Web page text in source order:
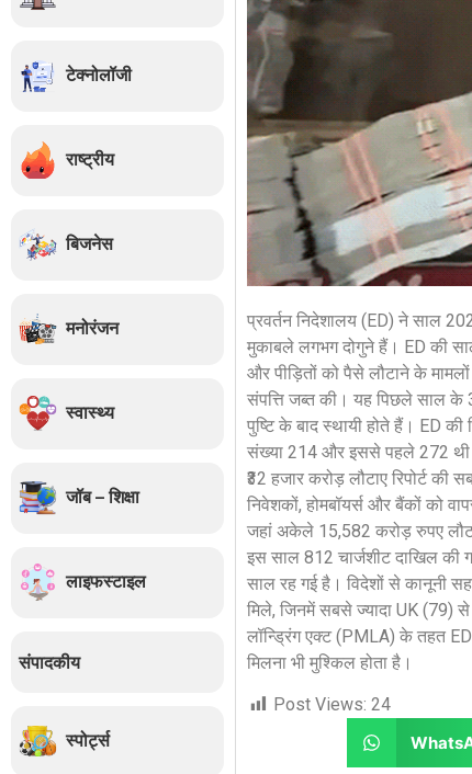
टेक्नोलॉजी
राष्ट्रीय
बिजनेस
मनोरंजन
स्वास्थ्य
जॉब – शिक्षा
लाइफस्टाइल
संपादकीय
स्पोर्ट्स
प्रवर्तन निदेशालय (ED) ने साल
मुकाबले लगभग दोगुने हैं। ED की
और पीड़ितों को पैसे लौटाने के
संपत्ति जब्त की। यह पिछले साल
पुष्टि के बाद स्थायी होते हैं। ED
संख्या 214 और इससे पहले 272
₹32 हजार करोड़ लौटाए रिपोर्ट
निवेशकों, होमबॉयर्स और बैंकों को
जहां अकेले 15,582 करोड़ रुपए
इस साल 812 चार्जशीट दाखिल
साल रह गई है। विदेशों से कानूनी
मिले, जिनमें सबसे ज्यादा UK (79)
लॉन्ड्रिंग एक्ट (PMLA) के तहत
मिलना भी मुश्किल होता है।
Post Views: 24